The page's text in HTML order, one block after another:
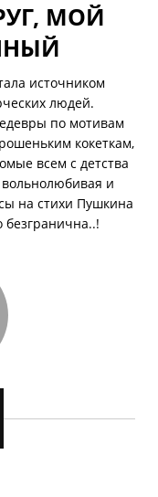
МОЙ
источником
людей.
по мотивам
кокеткам,
всем с детства
и
на стихи Пушкина
безгранична..!